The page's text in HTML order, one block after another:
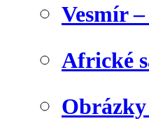
Vesmír
Africké